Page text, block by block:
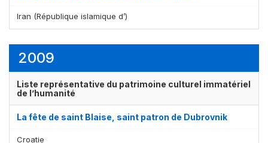
Iran (République islamique d’)
2009
Liste représentative du patrimoine culturel immatériel
de l’humanité
La fête de saint Blaise, saint patron de Dubrovnik
Croatie